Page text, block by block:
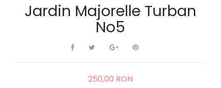
Jardin Majorelle Turban
No5
250,00 RON